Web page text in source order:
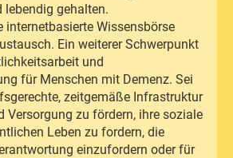
lebendig gehalten.
internetbasierte Wissensbörse
Ein weiterer Schwerpunkt
und
für Menschen mit Demenz. Sei
zeitgemäße Infrastruktur
Versorgung zu fördern, ihre soziale
Leben zu fordern, die
einzufordern oder für